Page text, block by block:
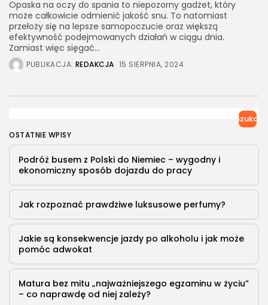
Opaska na oczy do spania to niepozorny gadżet, który
może całkowicie odmienić jakość snu. To natomiast
przełoży się na lepsze samopoczucie oraz większą
efektywność podejmowanych działań w ciągu dnia.
Zamiast więc sięgać...
PUBLIKACJA: REDAKCJA 15 SIERPNIA, 2024
Szukaj
OSTATNIE WPISY
Podróż busem z Polski do Niemiec – wygodny i
ekonomiczny sposób dojazdu do pracy
Jak rozpoznać prawdziwe luksusowe perfumy?
Jakie są konsekwencje jazdy po alkoholu i jak może
pomóc adwokat
Matura bez mitu „najważniejszego egzaminu w życiu”
– co naprawdę od niej zależy?